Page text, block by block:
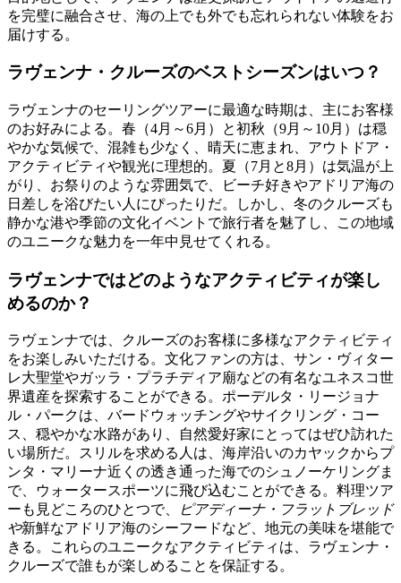
を完璧に融合させ、海の上でも外でも忘れられない体験をお
届けする。
ラヴェンナ・クルーズのベストシーズンはいつ？
ラヴェンナのセーリングツアーに最適な時期は、主にお客様
のお好みによる。春（4月～6月）と初秋（9月～10月）は穏
やかな気候で、混雑も少なく、晴天に恵まれ、アウトドア・
アクティビティや観光に理想的。夏（7月と8月）は気温が上
がり、お祭りのような雰囲気で、ビーチ好きやアドリア海の
日差しを浴びたい人にぴったりだ。しかし、冬のクルーズも
静かな港や季節の文化イベントで旅行者を魅了し、この地域
のユニークな魅力を一年中見せてくれる。
ラヴェンナではどのようなアクティビティが楽し
めるのか？
ラヴェンナでは、クルーズのお客様に多様なアクティビティ
をお楽しみいただける。文化ファンの方は、サン・ヴィター
レ大聖堂やガッラ・プラチディア廟などの有名なユネスコ世
界遺産を探索することができる。ポーデルタ・リージョナ
ル・パークは、バードウォッチングやサイクリング・コー
ス、穏やかな水路があり、自然愛好家にとってはぜひ訪れた
い場所だ。スリルを求める人は、海岸沿いのカヤックからプ
ンタ・マリーナ近くの透き通った海でのシュノーケリングま
で、ウォータースポーツに飛び込むことができる。料理ツア
ーも見どころのひとつで、
ピアディーナ・フラットブレッド
や新鮮なアドリア海のシーフードなど、地元の美味を堪能で
きる。これらのユニークなアクティビティは、ラヴェンナ・
クルーズで誰もが楽しめることを保証する。